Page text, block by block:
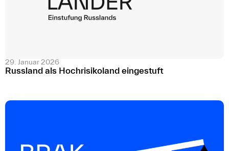
29. Januar 2026
Russland als Hochrisikoland eingestuft